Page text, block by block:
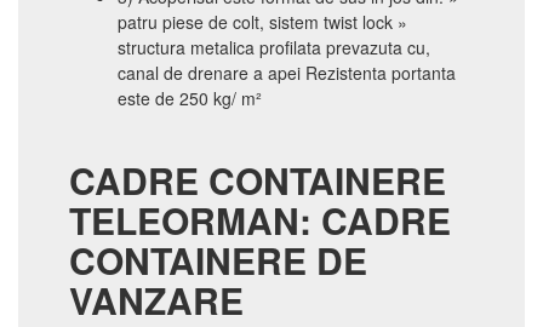
patru piese de colt, sistem twist lock »
structura metalica profilata prevazuta cu,
canal de drenare a apei Rezistenta portanta
este de 250 kg/ m²
CADRE CONTAINERE
TELEORMAN: CADRE
CONTAINERE DE
VANZARE